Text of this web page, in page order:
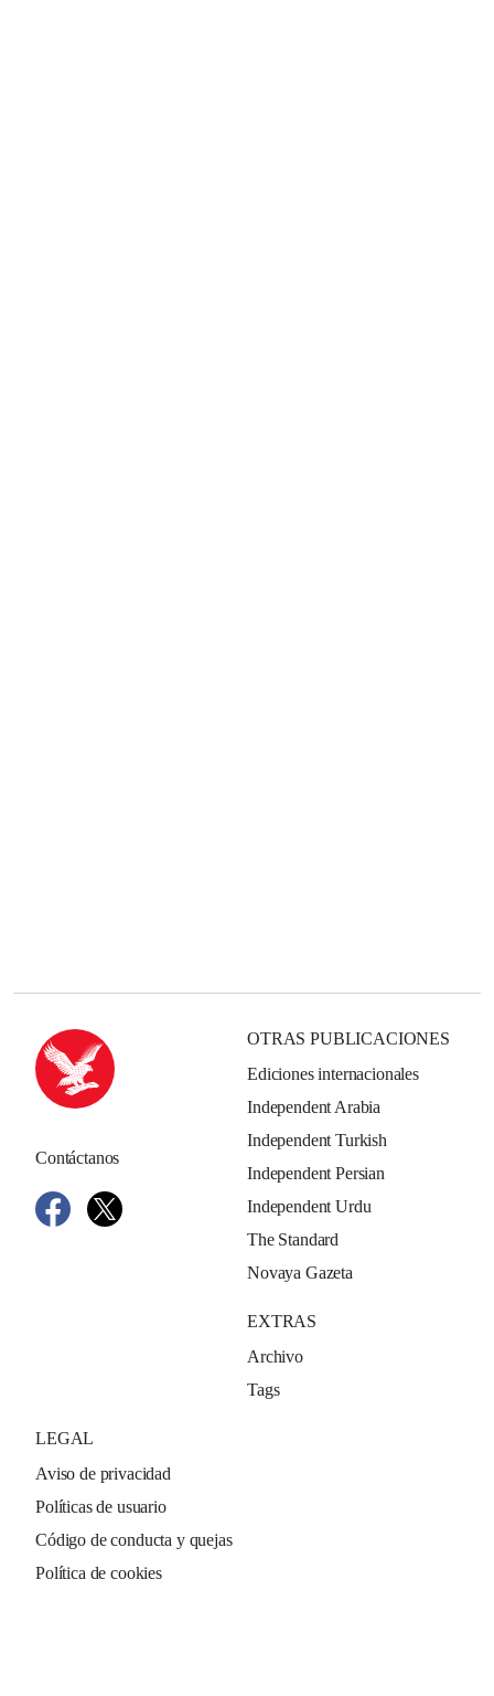
Contáctanos
OTRAS PUBLICACIONES
Ediciones internacionales
Independent Arabia
Independent Turkish
Independent Persian
Independent Urdu
The Standard
Novaya Gazeta
EXTRAS
Archivo
Tags
LEGAL
Aviso de privacidad
Políticas de usuario
Código de conducta y quejas
Política de cookies